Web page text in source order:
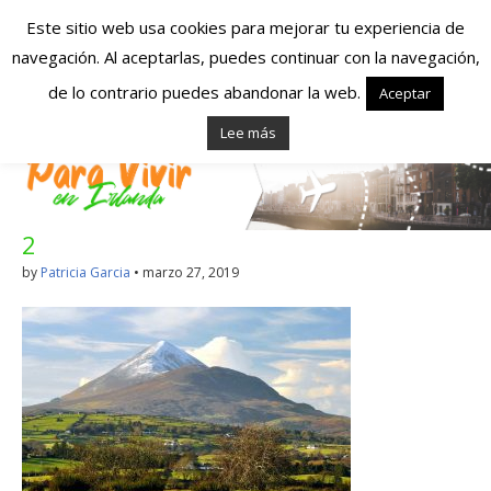
Españoles en
Irlanda – Vivir en
Irlanda – Trabajo
en Irlanda –
Alojamiento en
Irlanda
Blog dedicado a los que viven, estudian y trabajan en
Irlanda!
2
by Patricia Garcia • marzo 27, 2019
Este sitio web usa cookies para mejorar tu experiencia de
navegación. Al aceptarlas, puedes continuar con la navegación,
de lo contrario puedes abandonar la web.
Aceptar
Lee más